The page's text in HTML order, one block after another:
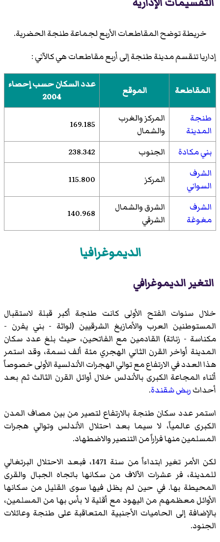
خريطة توضح المقاطعات الأربع لجماعة طنجة الحضرية.
إداريا تنقسم مدينة طنجة إلى أربع مقاطعات هي كالآتي :
المقاطعة الموقع
عدد السكان حسب إحصاء
2004
طنجة
المدينة
المركز والغرب
والشمال
169.185
بني مكادة الجنوب
238.342
الشرف
السواني
المركز 115.800
الشرف
مغوغة
الشرق والشمال
الشرقي
140.968
الديموغرافيا
التغير الديموغرافي
خلال سنوات الفتح الأولى كانت طنجة أكبر قبلة لاستقبال
المستوطنين العرب والأمازيغ الشرقيين (لواثة - بني يفرن -
مكناسة - زناتة) القادمين مع الفاتحين، حيث بلغ عدد سكان
المدينة أواخر القرن الثاني الهجري مئة ألف نسمة، وقد استمر
هذا العدد في الارتفاع مع توالي الهجرات الأندلسية الأولى خصوصاً
أثناء المجاعة الكبرى بالأندلس خلال أوائل القرن الثالث ثم بعد
أحداثربض شقندة.
استمر عدد سكان طنجة بالارتفاع لتصير من بين مصاف المدن
الكبرى عالمياً، لا سيما بعد احتلال الأندلس وتوالي هجرات
المسلمين منها فراراً من التنصير والاضطهاد.
لكن الأمر تغير ابتداءاً من سنة 1471، فبعد الاحتلال البرتغالي
للمدينة، فر عشرات الآلاف من سكانها باتجاه الجبال والقرى
المحيطة بها. في حين لم يظل فيها سوى القليل من سكانها
الأوائل معظمهم من اليهود مع أقلية لا بأس بها من المسلمين،
بالإضافة إلى الحاميات الأجنبية المتعاقبة على طنجة وعائلات
الجنود.